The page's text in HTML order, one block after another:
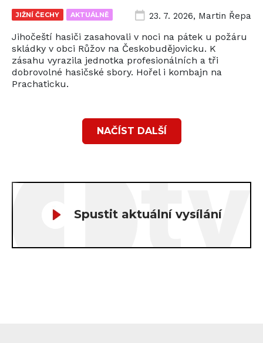
JIŽNÍ ČECHY AKTUÁLNĚ 23. 7. 2026, Martin Řepa
Jihočeští hasiči zasahovali v noci na pátek u požáru
skládky v obci Růžov na Českobudějovicku. K
zásahu vyrazila jednotka profesionálních a tři
dobrovolné hasičské sbory. Hořel i kombajn na
Prachaticku.
NAČÍST DALŠÍ
Spustit aktuální vysílání